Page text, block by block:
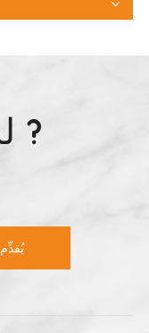
لديك أسئلة ?
يُقدِّم